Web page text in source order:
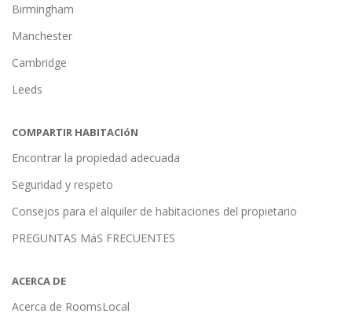
Birmingham
Manchester
Cambridge
Leeds
COMPARTIR HABITACIóN
Encontrar la propiedad adecuada
Seguridad y respeto
Consejos para el alquiler de habitaciones del propietario
PREGUNTAS MáS FRECUENTES
ACERCA DE
Acerca de RoomsLocal